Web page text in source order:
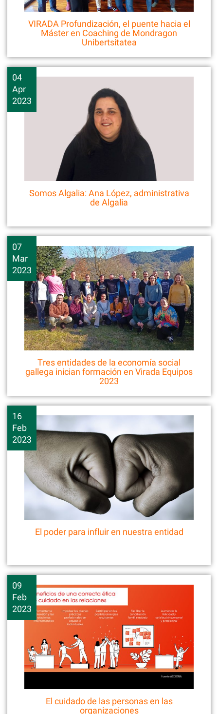
VIRADA Profundización, el puente hacia el
Máster en Coaching de Mondragon
Unibertsitatea
04
Apr
2023
Somos Algalia: Ana López, administrativa
de Algalia
07
Mar
2023
Tres entidades de la economía social
gallega inician formación en Virada Equipos
2023
16
Feb
2023
El poder para influir en nuestra entidad
09
Feb
2023
El cuidado de las personas en las
organizaciones